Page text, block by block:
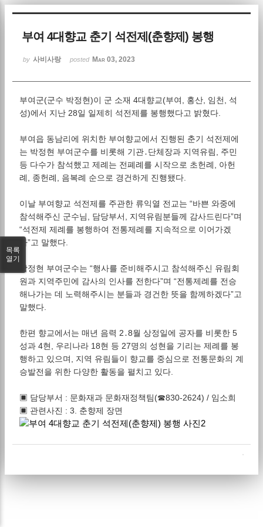
부여 4대향교 춘기 석전제(춘향제) 봉행
by 사비사랑 posted Mar 03, 2023
부여군(군수 박정현)이 군 소재 4대향교(부여, 홍산, 임천, 석
성)에서 지난 28일 일제히 석전제를 봉행했다고 밝혔다.
부여읍 동남리에 위치한 부여향교에서 진행된 춘기 석전제에
는 박정현 부여군수를 비롯해 기관․단체장과 지역유림, 주민
등 다수가 참석했고 제례는 전폐례를 시작으로 초헌례, 아헌
례, 종헌례, 음복례 순으로 경건하게 진행됐다.
이날 부여향교 석전제를 주관한 류익열 전교는 “바쁜 와중에
참석해주신 군수님, 담당부서, 지역유림분들께 감사드린다”며
“석전제 제례를 봉행하여 전통제례를 지속적으로 이어가겠
다”고 말했다.
박정현 부여군수는 “행사를 준비해주시고 참석해주신 유림회
원과 지역주민에 감사의 인사를 전한다”며 “전통제례를 전승
해나가는 데 노력해주시는 분들과 경건한 뜻을 함께하겠다”고
말했다.
한편 향교에서는 매년 음력 2․8월 상정일에 공자를 비롯한 5
성과 4현, 우리나라 18현 등 27명의 성현을 기리는 제례를 봉
행하고 있으며, 지역 유림들이 향교를 중심으로 전통문화의 계
승발전을 위한 다양한 활동을 펼치고 있다.
▣ 담당부서 : 문화재과 문화재정책팀(☎830-2624) / 임소희
▣ 관련사진 : 3. 춘향제 장면
목록
열기
Sketchbook5, 스케치북5
Sketchbook5, 스케치북5